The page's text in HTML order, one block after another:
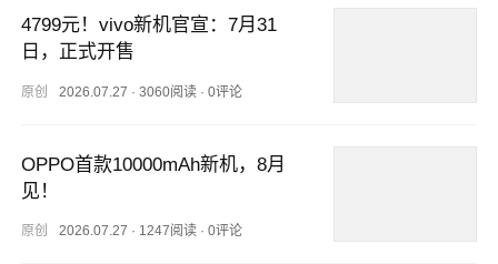
4799元！vivo新机官宣：7月31
日，正式开售
原创 2026.07.27 · 3060阅读· 0评论
OPPO首款10000mAh新机，8月
见！
原创 2026.07.27 · 1247阅读· 0评论